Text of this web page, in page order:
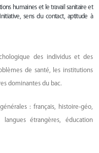
humaines et le travail sanitaire et
sens du contact, aptitude à
des individus et des
de santé, les institutions
dominantes du bac.
: français, histoire-géo,
étrangères, éducation